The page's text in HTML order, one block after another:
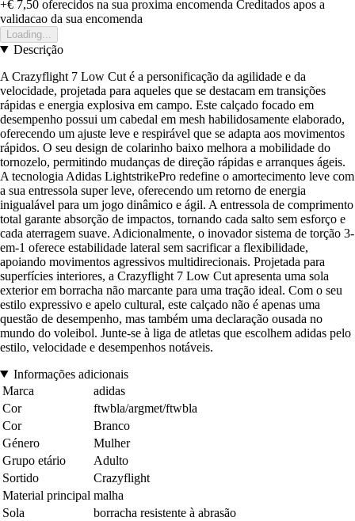
+€ 7,50 oferecidos na sua proxima encomenda Creditados apos a
validacao da sua encomenda
Loading...
Descrição
A Crazyflight 7 Low Cut é a personificação da agilidade e da
velocidade, projetada para aqueles que se destacam em transições
rápidas e energia explosiva em campo. Este calçado focado em
desempenho possui um cabedal em mesh habilidosamente elaborado,
oferecendo um ajuste leve e respirável que se adapta aos movimentos
rápidos. O seu design de colarinho baixo melhora a mobilidade do
tornozelo, permitindo mudanças de direção rápidas e arranques ágeis.
A tecnologia Adidas LightstrikePro redefine o amortecimento leve com
a sua entressola super leve, oferecendo um retorno de energia
inigualável para um jogo dinâmico e ágil. A entressola de comprimento
total garante absorção de impactos, tornando cada salto sem esforço e
cada aterragem suave. Adicionalmente, o inovador sistema de torção 3-
em-1 oferece estabilidade lateral sem sacrificar a flexibilidade,
apoiando movimentos agressivos multidirecionais. Projetada para
superfícies interiores, a Crazyflight 7 Low Cut apresenta uma sola
exterior em borracha não marcante para uma tração ideal. Com o seu
estilo expressivo e apelo cultural, este calçado não é apenas uma
questão de desempenho, mas também uma declaração ousada no
mundo do voleibol. Junte-se à liga de atletas que escolhem adidas pelo
estilo, velocidade e desempenhos notáveis.
Informações adicionais
Marca
adidas
Cor
ftwbla/argmet/ftwbla
Cor
Branco
Género
Mulher
Grupo etário
Adulto
Sortido
Crazyflight
Material principal malha
Sola
borracha resistente à abrasão